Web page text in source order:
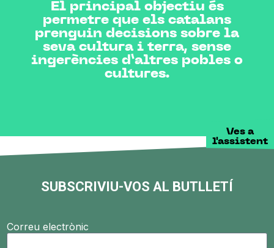
El principal objectiu és
permetre que els catalans
prenguin decisions sobre la
seva cultura i terra, sense
ingerències d’altres pobles o
cultures.
Ves a
l'assistent
SUBSCRIVIU-VOS AL BUTLLETÍ
Correu electrònic